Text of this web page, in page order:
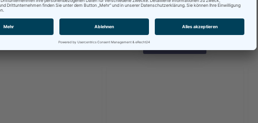
dem Alltag und Freizeit gut
zusammenfinden.
Freizeitangebote